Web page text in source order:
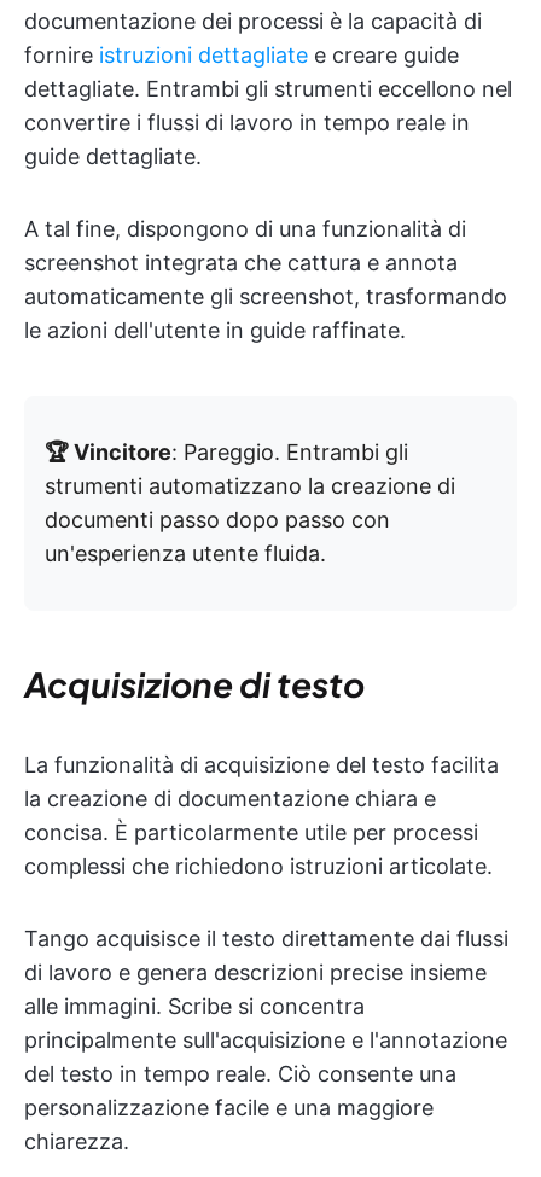
documentazione dei processi è la capacità di
fornire istruzioni dettagliate e creare guide
dettagliate. Entrambi gli strumenti eccellono nel
convertire i flussi di lavoro in tempo reale in
guide dettagliate.
A tal fine, dispongono di una funzionalità di
screenshot integrata che cattura e annota
automaticamente gli screenshot, trasformando
le azioni dell'utente in guide raffinate.
🏆 Vincitore: Pareggio. Entrambi gli
strumenti automatizzano la creazione di
documenti passo dopo passo con
un'esperienza utente fluida.
Acquisizione di testo
La funzionalità di acquisizione del testo facilita
la creazione di documentazione chiara e
concisa. È particolarmente utile per processi
complessi che richiedono istruzioni articolate.
Tango acquisisce il testo direttamente dai flussi
di lavoro e genera descrizioni precise insieme
alle immagini. Scribe si concentra
principalmente sull'acquisizione e l'annotazione
del testo in tempo reale. Ciò consente una
personalizzazione facile e una maggiore
chiarezza.